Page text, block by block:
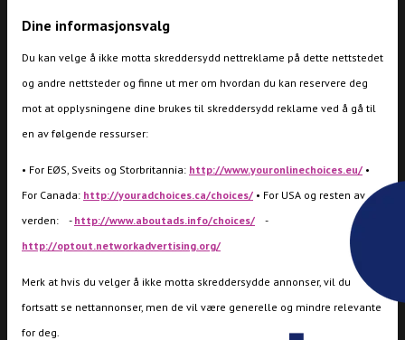
Dine informasjonsvalg
Du kan velge å ikke motta skreddersydd nettreklame på dette nettstedet
og andre nettsteder og finne ut mer om hvordan du kan reservere deg
mot at opplysningene dine brukes til skreddersydd reklame ved å gå til
en av følgende ressurser:
• For EØS, Sveits og Storbritannia: http://www.youronlinechoices.eu/ •
For Canada: http://youradchoices.ca/choices/ • For USA og resten av
verden: - http://www.aboutads.info/choices/ -
http://optout.networkadvertising.org/
Merk at hvis du velger å ikke motta skreddersydde annonser, vil du
fortsatt se nettannonser, men de vil være generelle og mindre relevante
for deg.